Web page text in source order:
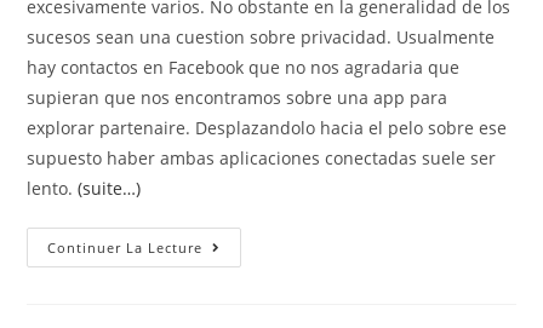
excesivamente varios. No obstante en la generalidad de los
sucesos sean una cuestion sobre privacidad. Usualmente
hay contactos en Facebook que no nos agradaria que
supieran que nos encontramos sobre una app para
explorar partenaire. Desplazandolo hacia el pelo sobre ese
supuesto haber ambas aplicaciones conectadas suele ser
lento.(suite…)
Continuer La Lecture Posibilidades
De